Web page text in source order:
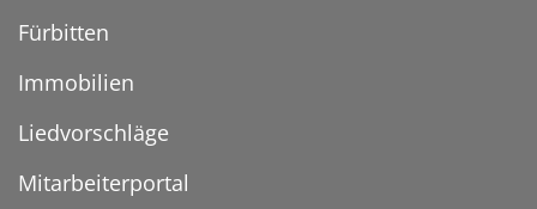
Fürbitten
Immobilien
Liedvorschläge
Mitarbeiterportal